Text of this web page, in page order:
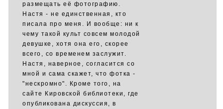
размещать её фотографию.
Настя - не единственная, кто
писала про меня. И вообще: ни к
чему такой культ совсем молодой
девушке, хотя она его, скорее
всего, со временем заслужит.
Настя, наверное, согласится со
мной и сама скажет, что фотка -
"нескромно". Кроме того, на
сайте Кировской библиотеки, где
опубликована дискуссия, в